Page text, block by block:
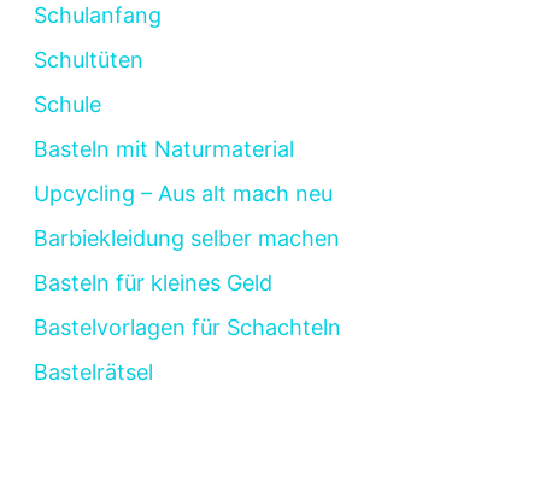
Schulanfang
Schultüten
Schule
Basteln mit Naturmaterial
Upcycling – Aus alt mach neu
Barbiekleidung selber machen
Basteln für kleines Geld
Bastelvorlagen für Schachteln
Bastelrätsel